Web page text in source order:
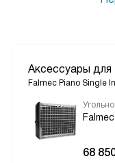
Аксессуары для
Falmec Piano Single
68